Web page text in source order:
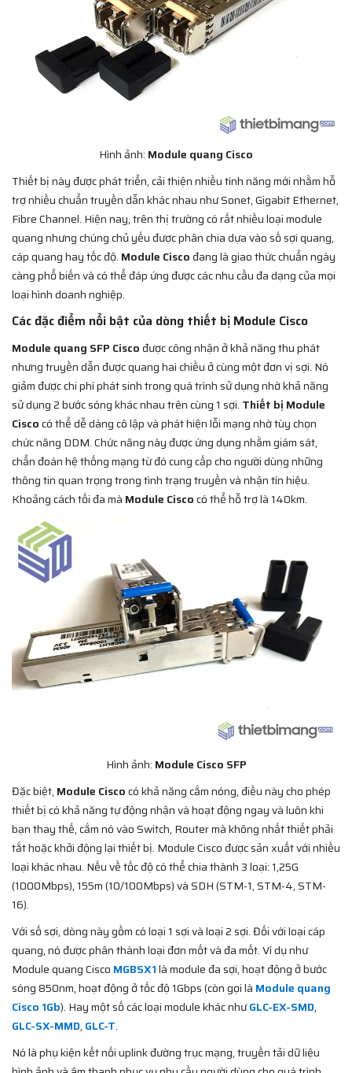
Hình ảnh: Module quang Cisco
Thiết bị này được phát triển, cải thiện nhiều tính năng mới nhằm hỗ
trợ nhiều chuẩn truyền dẫn khác nhau như Sonet, Gigabit Ethernet,
Fibre Channel. Hiện nay, trên thị trường có rất nhiều loại module
quang nhưng chúng chủ yếu được phân chia dựa vào số sợi quang,
cáp quang hay tốc độ. Module Cisco đang là giao thức chuẩn ngày
càng phổ biến và có thể đáp ứng được các nhu cầu đa dạng của mọi
loại hình doanh nghiệp.
Các đặc điểm nổi bật của dòng thiết bị Module Cisco
Module quang SFP Cisco được công nhận ở khả năng thu phát
nhưng truyền dẫn được quang hai chiều ở cùng một đơn vị sợi. Nó
giảm được chi phí phát sinh trong quá trình sử dụng nhờ khả năng
sử dụng 2 bước sóng khác nhau trên cùng 1 sợi. Thiết bị Module
Ciscocó thể dễ dàng cô lập và phát hiện lỗi mạng nhờ tùy chọn
chức năng DDM. Chức năng này được ứng dụng nhằm giám sát,
chẩn đoán hệ thống mạng từ đó cung cấp cho người dùng những
thông tin quan trọng trong tình trạng truyền và nhận tín hiệu.
Khoảng cách tối đa mà Module Ciscocó thể hỗ trợ là 140km.
Hình ảnh: Module Cisco SFP
Đặc biệt, Module Ciscocó khả năng cắm nóng, điều này cho phép
thiết bị có khả năng tự động nhận và hoạt động ngay và luôn khi
bạn thay thế, cắm nó vào Switch, Router mà không nhất thiết phải
tắt hoặc khởi động lại thiết bị. Module Cisco được sản xuất với nhiều
loại khác nhau. Nếu về tốc độ có thể chia thành 3 loại: 1,25G
(1000Mbps), 155m (10/100Mbps) và SDH (STM-1, STM-4, STM-
16).
Với số sợi, dòng này gồm có loại 1 sợi và loại 2 sợi. Đối với loại cáp
quang, nó được phân thành loại đơn mốt và đa mốt. Ví dụ như
Module quang Cisco MGBSX1là module đa sợi, hoạt động ở bước
sóng 850nm, hoạt động ở tốc độ 1Gbps (còn gọi là Module quang
Cisco 1Gb). Hay một số các loại module khác nhưGLC-EX-SMD,
GLC-SX-MMD, GLC-T.
Nó là phụ kiện kết nối uplink đường trục mạng, truyền tải dữ liệu